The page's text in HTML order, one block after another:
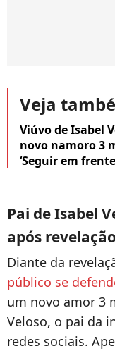
Veja
Viúvo de Isabel
novo namoro 3
‘Seguir em
Pai de Isabel
após revelação
Diante da
público se
um novo amor 3
Veloso, o pai da
redes sociais.